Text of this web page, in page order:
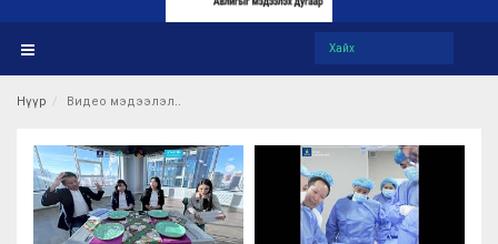
Нүүр Видео мэдээлэл